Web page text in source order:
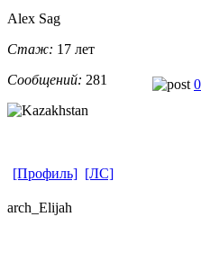
Alex Sag
Стаж: 17 лет
Сообщений: 281
[Профиль] [ЛС]
arch_Elijah